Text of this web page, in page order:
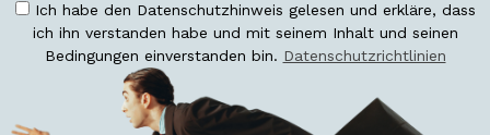
Ich habe den Datenschutzhinweis gelesen und erkläre, dass
ich ihn verstanden habe und mit seinem Inhalt und seinen
Bedingungen einverstanden bin. Datenschutzrichtlinien